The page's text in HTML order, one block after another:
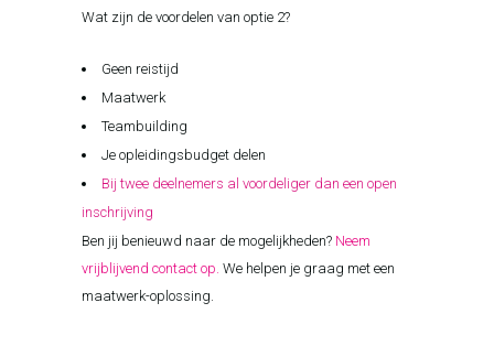
Wat zijn de voordelen van optie 2?
Geen reistijd
Maatwerk
Teambuilding
Je opleidingsbudget delen
Bij twee deelnemers al voordeliger dan een open
inschrijving
Ben jij benieuwd naar de mogelijkheden? Neem
vrijblijvend contact op. We helpen je graag met een
maatwerk-oplossing.